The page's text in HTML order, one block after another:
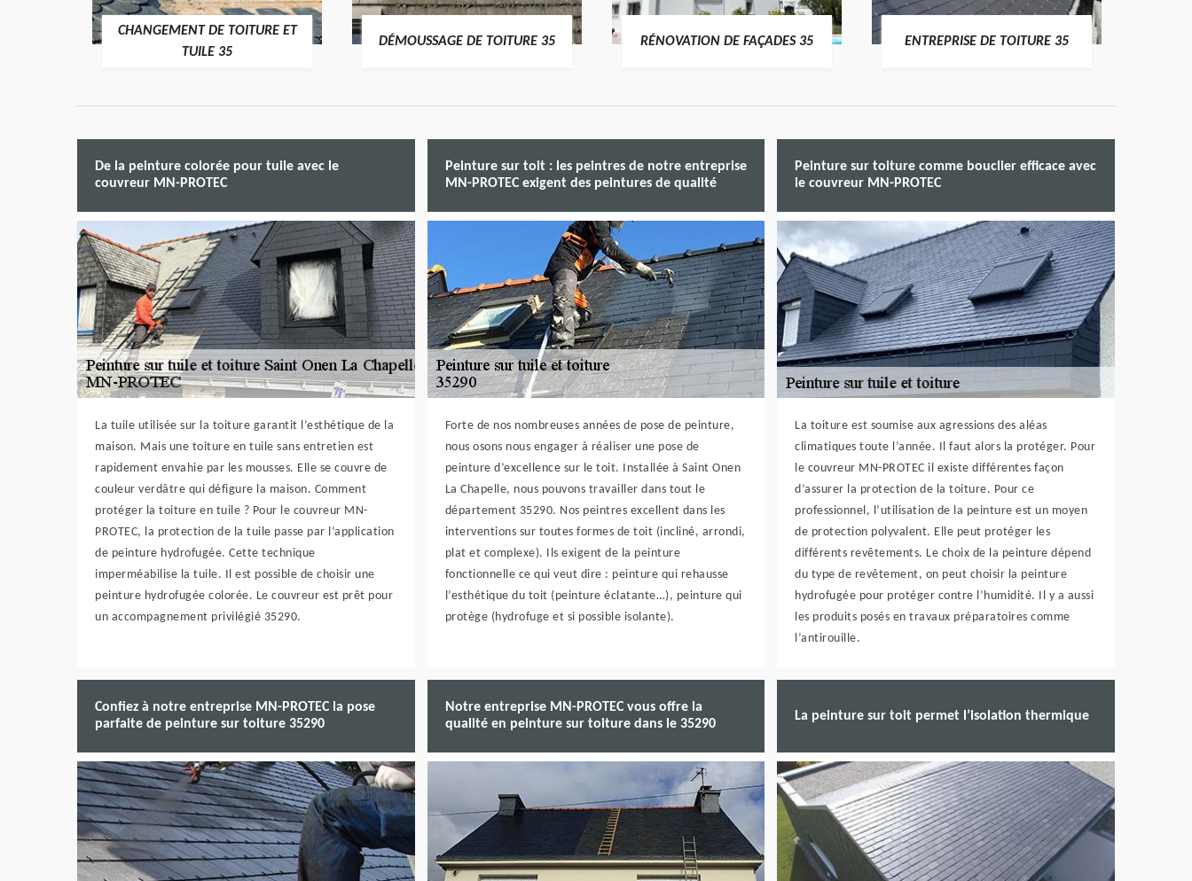
CHANGEMENT DE TOITURE ET
TUILE 35
DÉMOUSSAGE DE TOITURE 35 RÉNOVATION DE FAÇADES 35 ENTREPRISE DE TOITURE 35
De la peinture colorée pour tuile avec le
couvreur MN-PROTEC
La tuile utilisée sur la toiture garantit l’esthétique de la
maison. Mais une toiture en tuile sans entretien est
rapidement envahie par les mousses. Elle se couvre de
couleur verdâtre qui défigure la maison. Comment
protéger la toiture en tuile ? Pour le couvreur MN-
PROTEC, la protection de la tuile passe par l’application
de peinture hydrofugée. Cette technique
imperméabilise la tuile. Il est possible de choisir une
peinture hydrofugée colorée. Le couvreur est prêt pour
un accompagnement privilégié 35290.
Peinture sur toit : les peintres de notre entreprise
MN-PROTEC exigent des peintures de qualité
Forte de nos nombreuses années de pose de peinture,
nous osons nous engager à réaliser une pose de
peinture d’excellence sur le toit. Installée à Saint Onen
La Chapelle, nous pouvons travailler dans tout le
département 35290. Nos peintres excellent dans les
interventions sur toutes formes de toit (incliné, arrondi,
plat et complexe). Ils exigent de la peinture
fonctionnelle ce qui veut dire : peinture qui rehausse
l’esthétique du toit (peinture éclatante…), peinture qui
protège (hydrofuge et si possible isolante).
Peinture sur toiture comme bouclier efficace avec
le couvreur MN-PROTEC
La toiture est soumise aux agressions des aléas
climatiques toute l’année. Il faut alors la protéger. Pour
le couvreur MN-PROTEC il existe différentes façon
d’assurer la protection de la toiture. Pour ce
professionnel, l’utilisation de la peinture est un moyen
de protection polyvalent. Elle peut protéger les
différents revêtements. Le choix de la peinture dépend
du type de revêtement, on peut choisir la peinture
hydrofugée pour protéger contre l’humidité. Il y a aussi
les produits posés en travaux préparatoires comme
l’antirouille.
Confiez à notre entreprise MN-PROTEC la pose
parfaite de peinture sur toiture 35290
Notre entreprise MN-PROTEC vous offre la
qualité en peinture sur toiture dans le 35290
La peinture sur toit permet l’isolation thermique